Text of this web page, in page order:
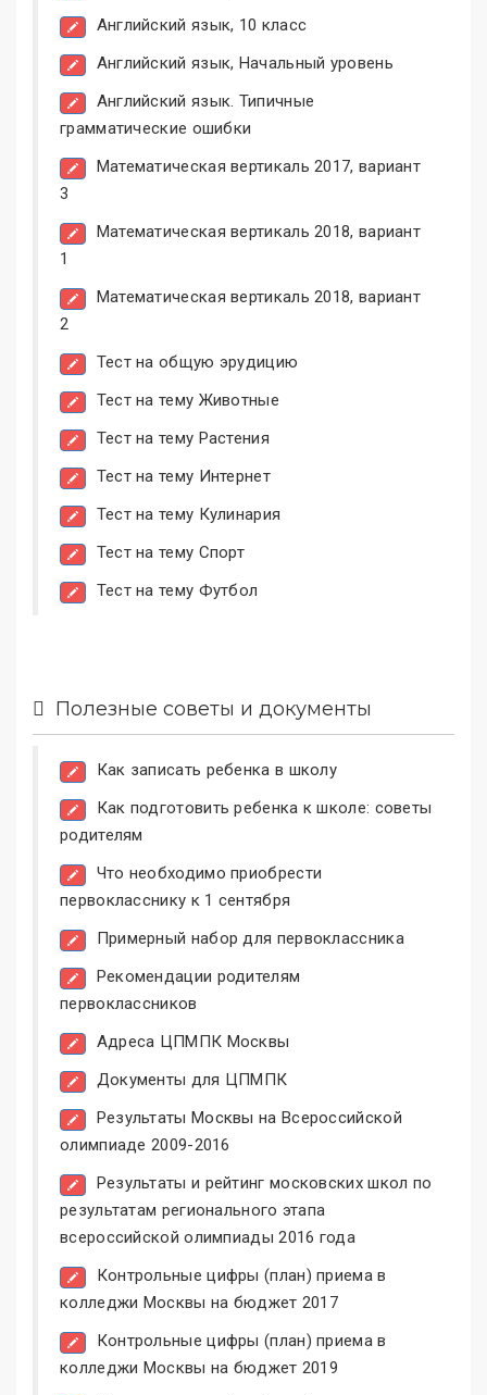
Английский язык, 10 класс
Английский язык, Начальный уровень
Английский язык. Типичные
грамматические ошибки
Математическая вертикаль 2017, вариант
3
Математическая вертикаль 2018, вариант
1
Математическая вертикаль 2018, вариант
2
Тест на общую эрудицию
Тест на тему Животные
Тест на тему Растения
Тест на тему Интернет
Тест на тему Кулинария
Тест на тему Спорт
Тест на тему Футбол
Полезные советы и документы
Как записать ребенка в школу
Как подготовить ребенка к школе: советы
родителям
Что необходимо приобрести
первокласснику к 1 сентября
Примерный набор для первоклассника
Рекомендации родителям
первоклассников
Адреса ЦПМПК Москвы
Документы для ЦПМПК
Результаты Москвы на Всероссийской
олимпиаде 2009-2016
Результаты и рейтинг московских школ по
результатам регионального этапа
всероссийской олимпиады 2016 года
Контрольные цифры (план) приема в
колледжи Москвы на бюджет 2017
Контрольные цифры (план) приема в
колледжи Москвы на бюджет 2019